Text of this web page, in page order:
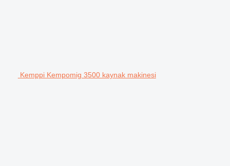
Kemppi Kempomig 3500 kaynak makinesi